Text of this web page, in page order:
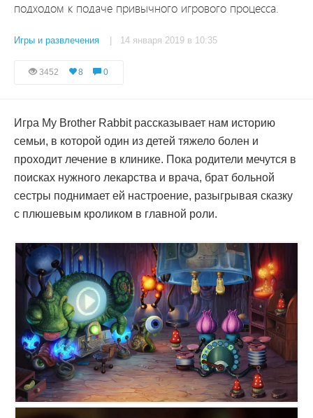
подходом к подаче привычного игрового процесса.
Игры и развлечения | 14 января 2019 в 10:35
3452 8 0
Игра My Brother Rabbit рассказывает нам историю
семьи, в которой один из детей тяжело болен и
проходит лечение в клинике. Пока родители мечутся в
поисках нужного лекарства и врача, брат больной
сестры поднимает ей настроение, разыгрывая сказку
с плюшевым кроликом в главной роли.